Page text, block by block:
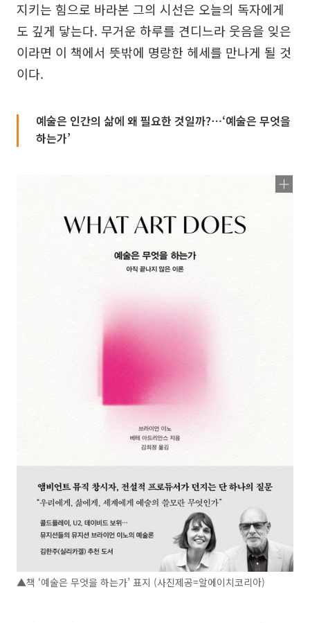
지키는 힘으로 바라본 그의 시선은 오늘의 독자에게
도 깊게 닿는다. 무거운 하루를 견디느라 웃음을 잊은
이라면 이 책에서 뜻밖에 명랑한 헤세를 만나게 될 것
이다.
예술은 인간의 삶에 왜 필요한 것일까?⋯‘예술은 무엇을
하는가’
▲책 ‘예술은 무엇을 하는가’ 표지 (사진제공=알에이치코리아)